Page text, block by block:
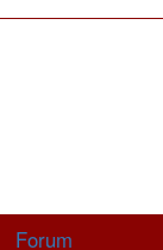
Forum